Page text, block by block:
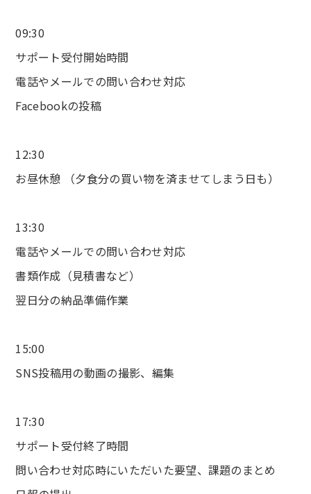
09:30
サポート受付開始時間
電話やメールでの問い合わせ対応
Facebookの投稿
12:30
お昼休憩 （夕食分の買い物を済ませてしまう日も）
13:30
電話やメールでの問い合わせ対応
書類作成（見積書など）
翌日分の納品準備作業
15:00
SNS投稿用の動画の撮影、編集
17:30
サポート受付終了時間
問い合わせ対応時にいただいた要望、課題のまとめ